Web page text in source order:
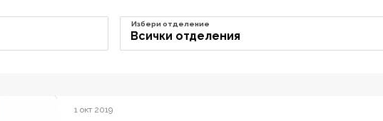
Всички отделения
Избери отделение
1 окт 2019